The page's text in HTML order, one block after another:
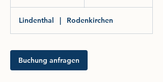
i
n
Lindenthal | Rodenkirchen
Buchung anfragen